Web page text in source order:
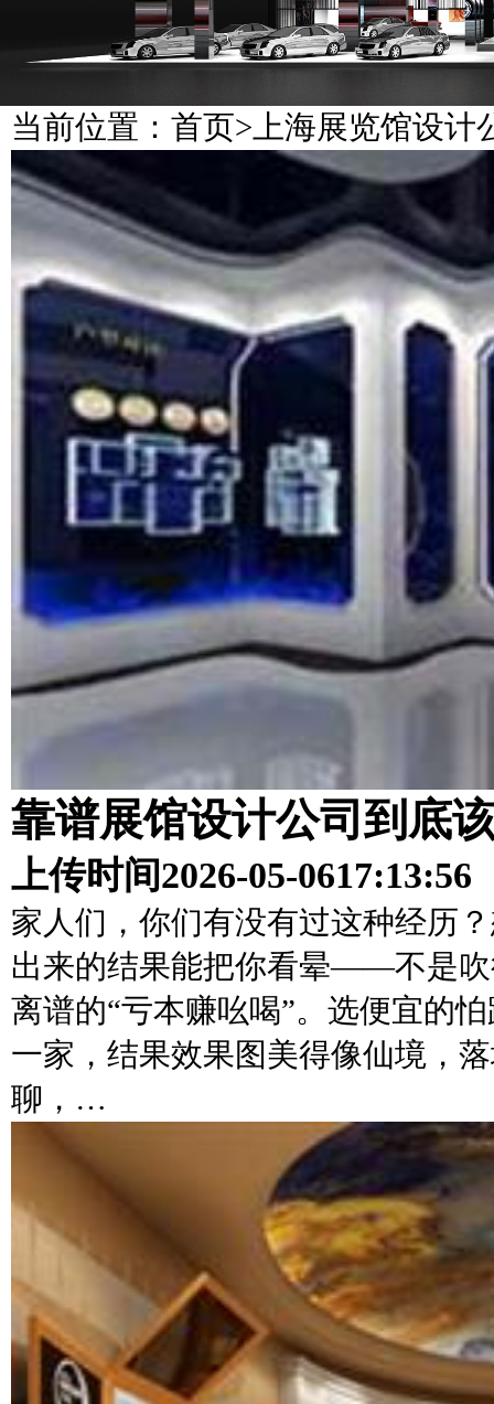
当前位置： 首页> 上海展览馆设计
靠谱展馆设计公司到底
上传时间2026-05-0617:13:56
家人们，你们有没有过这种经历
出来的结果能把你看晕——不是吹
离谱的“亏本赚吆喝”。选便宜的
一家，结果效果图美得像仙境，
聊，…